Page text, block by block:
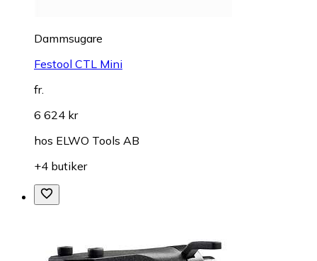
Dammsugare
Festool CTL Mini
fr.
6 624 kr
hos ELWO Tools AB
+4 butiker